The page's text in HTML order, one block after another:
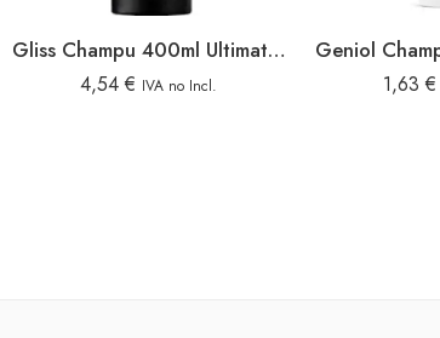
Gliss Champu 400ml Ultimate Repair
4,54 € IVA no Incl. 1,63€